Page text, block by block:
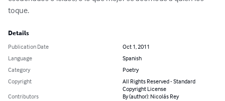
toque.
Details
Publication Date
Oct 1, 2011
Language
Spanish
Category
Poetry
Copyright
All Rights Reserved - Standard
Copyright License
Contributors
By (author): Nicolás Rey